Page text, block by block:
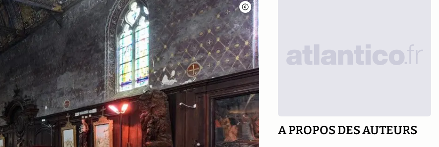
A PROPOS DES AUTEURS